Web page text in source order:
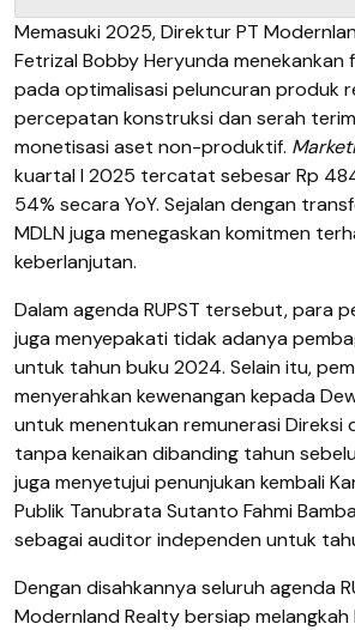
Memasuki 2025,Direktur PT M
Fetrizal Bobby Heryunda menekankan
pada optimalisasi peluncuran produk
percepatan konstruksi dan serah
monetisasi aset non-produktif.
kuartal I 2025 tercatat sebesar Rp
54% secara YoY. Sejalan dengan
MDLN juga menegaskan komitmen
keberlanjutan.
Dalam agenda RUPST tersebut, para
juga menyepakati tidak adanya
untuk tahun buku 2024. Selain itu,
menyerahkan kewenangan kepada
untuk menentukan remunerasi Direksi
tanpa kenaikan dibanding tahun
juga menyetujui penunjukan kembali
Publik Tanubrata Sutanto Fahmi
sebagai auditor independen untuk
Dengan disahkannya seluruh agenda
Modernland Realty bersiap